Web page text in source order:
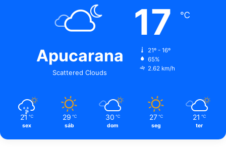
Apucarana
Scattered Clouds
17 ℃
21º - 16º
65%
2.62 km/h
21 ℃
sex
29 ℃
sáb
30 ℃
dom
27 ℃
seg
21 ℃
ter